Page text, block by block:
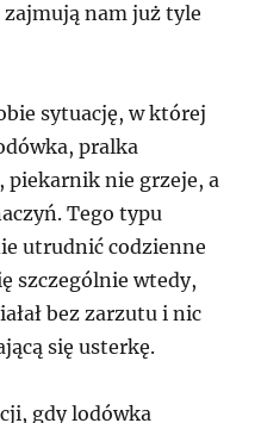
nam już tyle
sytuację, w której
pralka
piekarnik nie grzeje, a
Tego typu
utrudnić codzienne
szczególnie wtedy,
bez zarzutu i nic
się usterkę.
gdy lodówka